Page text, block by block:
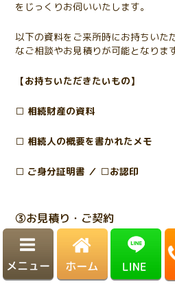
をじっくりお伺いいたします。
以下の資料をご来所時にお持ちいた
なご相談やお見積りが可能となります
【お持ちいただきたいもの】
□ 相続財産の資料
□ 相続人の概要を書かれたメモ
□ ご身分証明書 ／ □お認印
③お見積り・ご契約
面談後、ご依頼を検討の方には概
いたします。